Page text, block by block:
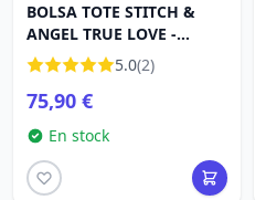
BOLSA TOTE STITCH &
ANGEL TRUE LOVE -
DISNEY LOUNGEFLY
5.0(2)
75,90 €
En stock